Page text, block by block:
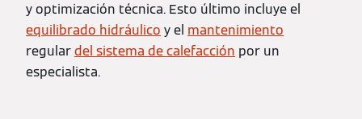
y optimización técnica. Esto último incluye el
equilibrado hidráulico y el mantenimiento
regulardel sistema de calefacción por un
especialista.